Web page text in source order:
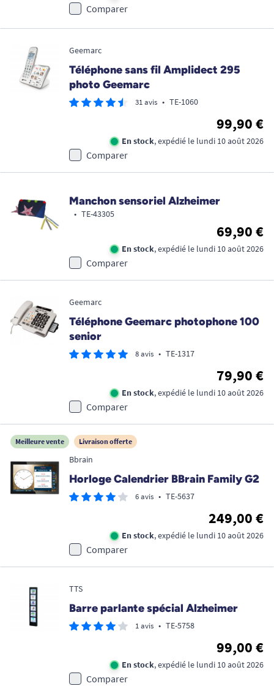
Comparer
Geemarc
Téléphone sans fil Amplidect 295
photo Geemarc
31 avis • TE-1060
99,90 €
En stock, expédié le lundi 10 août 2026
Comparer
Manchon sensoriel Alzheimer
• TE-43305
69,90 €
En stock, expédié le lundi 10 août 2026
Comparer
Geemarc
Téléphone Geemarc photophone 100
senior
8 avis • TE-1317
79,90 €
En stock, expédié le lundi 10 août 2026
Comparer
Meilleure vente Livraison offerte
Bbrain
Horloge Calendrier BBrain Family G2
6 avis • TE-5637
249,00 €
En stock, expédié le lundi 10 août 2026
Comparer
TTS
Barre parlante spécial Alzheimer
1 avis • TE-5758
99,00 €
En stock, expédié le lundi 10 août 2026
Comparer